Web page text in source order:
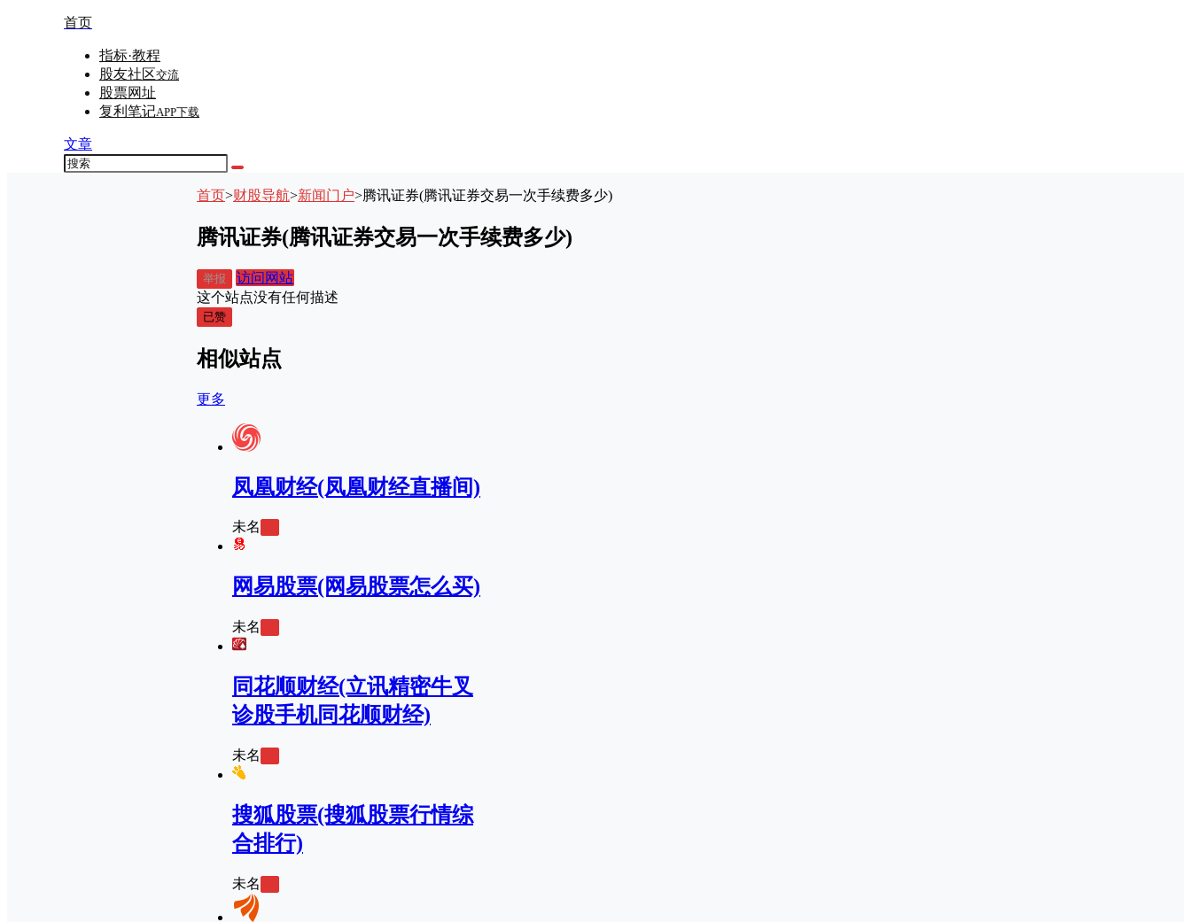
首页
指标·教程
股友社区交流
股票网址
复利笔记APP下载
文章
首页>财股导航>新闻门户>腾讯证券(腾讯证券交易一次手续费多少)
腾讯证券(腾讯证券交易一次手续费多少)
举报
访问网站
这个站点没有任何描述
已赞
相似站点
更多
凤凰财经(凤凰财经直播间)
未名
网易股票(网易股票怎么买)
未名
同花顺财经(立讯精密牛叉
诊股手机同花顺财经)
未名
搜狐股票(搜狐股票行情综
合排行)
未名